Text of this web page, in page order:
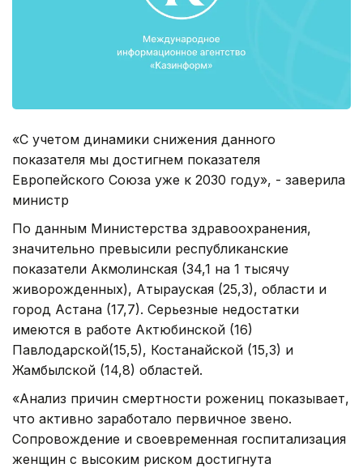
«С учетом динамики снижения данного
показателя мы достигнем показателя
Европейского Союза уже к 2030 году», - заверила
министр
По данным Министерства здравоохранения,
значительно превысили республиканские
показатели Акмолинская (34,1 на 1 тысячу
живорожденных), Атырауская (25,3), области и
город Астана (17,7). Серьезные недостатки
имеются в работе Актюбинской (16)
Павлодарской(15,5), Костанайской (15,3) и
Жамбылской (14,8) областей.
«Анализ причин смертности рожениц показывает,
что активно заработало первичное звено.
Сопровождение и своевременная госпитализация
женщин с высоким риском достигнута